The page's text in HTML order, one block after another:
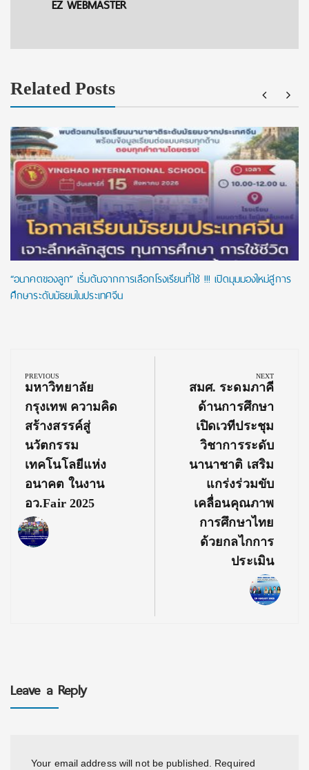
EZ WEBMASTER
Related Posts
“อนาคตของลูก” เริ่มต้นจากการเลือกโรงเรียนที่ใช่ !!! เปิดมุมมองใหม่สู่การ
ศึกษาระดับมัธยมในประเทศจีน
navigation
PREVIOUS
Previous
Post:
มหาวิทยาลัย
กรุงเทพ ความคิด
สร้างสรรค์สู่
นวัตกรรม
เทคโนโลยีแห่ง
อนาคต ในงาน
อว.Fair 2025
NEXT
Next
Post:
สมศ. ระดมภาคี
ด้านการศึกษา
เปิดเวทีประชุม
วิชาการระดับ
นานาชาติ เสริม
แกร่งร่วมขับ
เคลื่อนคุณภาพ
การศึกษาไทย
ด้วยกลไกการ
ประเมิน
Leave a Reply
Your email address will not be published.
Required